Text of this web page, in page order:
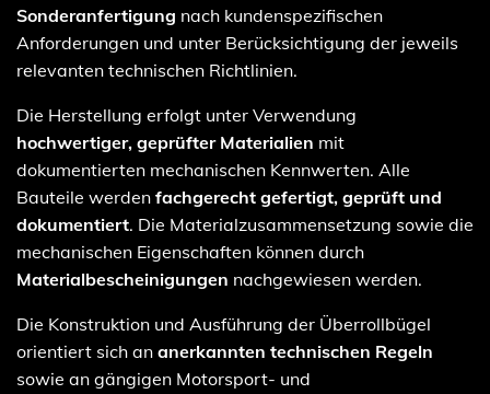
Sonderanfertigung nach kundenspezifischen
Anforderungen und unter Berücksichtigung der jeweils
relevanten technischen Richtlinien.
Die Herstellung erfolgt unter Verwendung
hochwertiger, geprüfter Materialien mit
dokumentierten mechanischen Kennwerten. Alle
Bauteile werden fachgerecht gefertigt, geprüft und
dokumentiert. Die Materialzusammensetzung sowie die
mechanischen Eigenschaften können durch
Materialbescheinigungen nachgewiesen werden.
Die Konstruktion und Ausführung der Überrollbügel
orientiert sich an anerkannten technischen Regeln
sowie an gängigen Motorsport- und